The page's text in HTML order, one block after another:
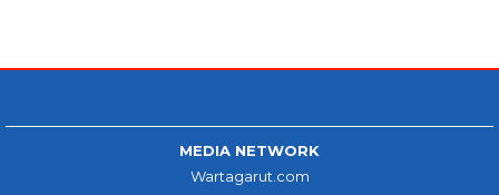
MEDIA NETWORK
Wartagarut.com